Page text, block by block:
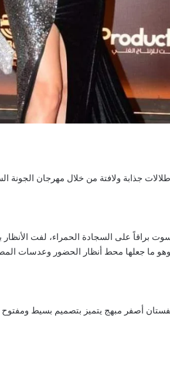
جذابة ولافتة من خلال مهرجان الجونة
براقاً على السجادة الحمراء، لفت
وهو ما جعلها محط أنظار الحضور وعدسات